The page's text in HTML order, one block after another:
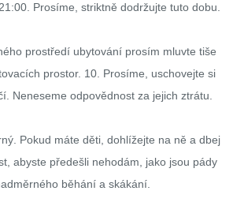
Prosíme, striktně dodržujte tuto dobu.
prostředí ubytování prosím mluvte tiše
prostor. 10. Prosíme, uschovejte si
Neneseme odpovědnost za jejich ztrátu.
Pokud máte děti, dohlížejte na ně a dbej
abyste předešli nehodám, jako jsou pády
běhání a skákání.